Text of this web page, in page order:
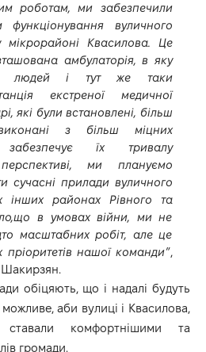
роботам, ми забезпечили
вуличного
мікрорайоні Квасилова. Це
амбулаторія, в яку
людей і тут же таки
екстреної медичної
які були встановлені, більш
виконані з більш міцних
їх тривалу
ми плануємо
сучасні прилади вуличного
інших районах Рівного та
в умовах війни, ми не
масштабних робіт, але це
пріоритетів нашої команди”,
Шакирзян.
обіцяють, що і надалі будуть
аби вулиці і Квасилова,
комфортнішими та
громади.